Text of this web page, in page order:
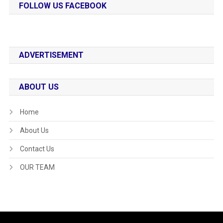
FOLLOW US FACEBOOK
ADVERTISEMENT
ABOUT US
Home
About Us
Contact Us
OUR TEAM